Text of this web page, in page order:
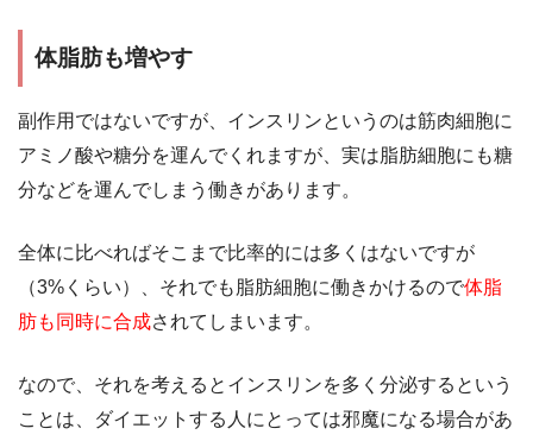
体脂肪も増やす
副作用ではないですが、インスリンというのは筋肉細胞に
アミノ酸や糖分を運んでくれますが、実は脂肪細胞にも糖
分などを運んでしまう働きがあります。
全体に比べればそこまで比率的には多くはないですが
（3%くらい）、それでも脂肪細胞に働きかけるので体脂
肪も同時に合成されてしまいます。
なので、それを考えるとインスリンを多く分泌するという
ことは、ダイエットする人にとっては邪魔になる場合があ